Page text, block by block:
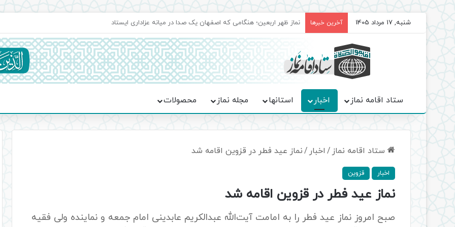
شنبه, 17 مرداد 1405 آخرین خبرها برگزاری باشکوه نمازهای جماعت در موکب فاطمه الزهرا (س)
ستاد اقامه نماز اخبار استانها مجله نماز محصولات
ستاد اقامه نماز / اخبار /نماز عید فطر در قزوین اقامه شد
اخبار قزوین
نماز عید فطر در قزوین اقامه شد
صبح امروز نماز عید فطر را به امامت آیت‌الله عبدالکریم عابدینی امام جمعه و نماینده ولی فقیه